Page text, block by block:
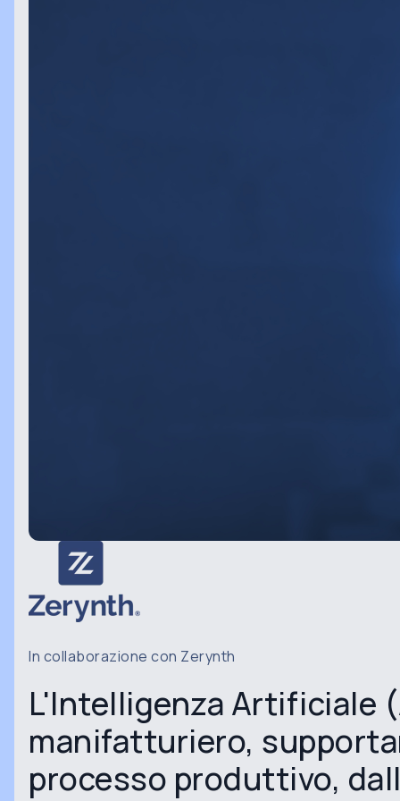
In collaborazione con Zerynth
L'Intelligenza Artificiale
manifatturiero,
processo produttivo,